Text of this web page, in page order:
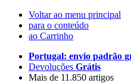
Voltar ao menu principal
para o conteúdo
ao Carrinho
Portugal: envio padrão
Devoluções Grátis
Mais de 11.850 artigos